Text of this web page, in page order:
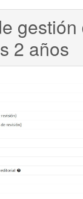
gestión
2 años